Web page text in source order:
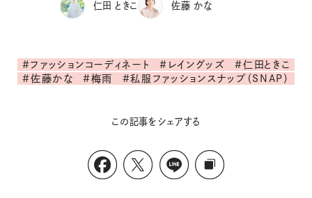
仁田 ときこ 佐藤 かな
#ファッションコーディネート #レイングッズ
#仁田ときこ
#佐藤かな
#梅雨 #私服ファッションスナップ（SNAP）
この記事をシェアする